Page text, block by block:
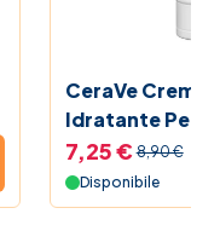
CeraVe Crema
Idratante Pelle
50ml
7,25 € 8,90 €
Disponibile